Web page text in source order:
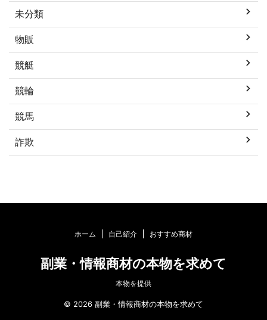
未分類
物販
競艇
競輪
競馬
詐欺
ホーム 自己紹介 おすすめ商材
副業・情報商材の本物を求めて
本物を提供
© 2026 副業・情報商材の本物を求めて